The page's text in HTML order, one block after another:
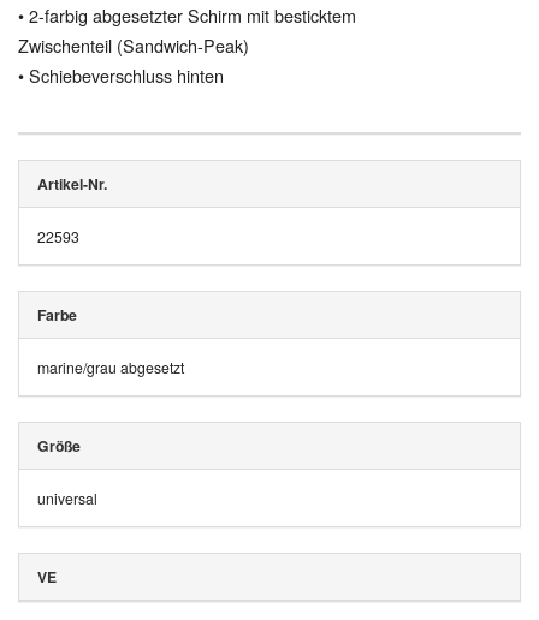
• 2-farbig abgesetzter Schirm mit besticktem
Zwischenteil (Sandwich-Peak)
• Schiebeverschluss hinten
Artikel-Nr.
22593
Farbe
marine/grau abgesetzt
Größe
universal
VE